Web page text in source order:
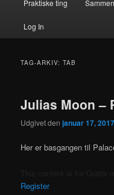
Praktiske ting
Log In
TAG-ARKIV:TAB
Julias Moon –
Udgivet denjanuar 17, 2017
Her er basgangen til
Register